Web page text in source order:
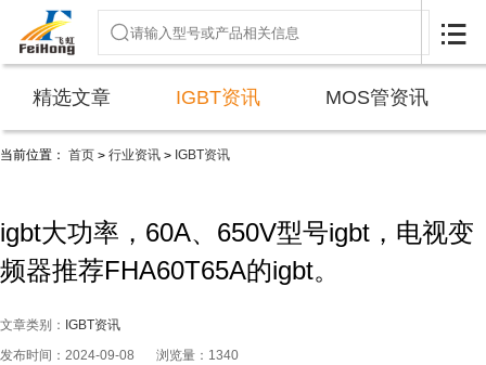

精选文章 IGBT资讯 MOS管资讯
当前位置： 首页 > 行业资讯 > IGBT资讯
igbt大功率，60A、650V型号igbt，电视变
频器推荐FHA60T65A的igbt。
文章类别： IGBT资讯
发布时间：2024-09-08
浏览量：1340